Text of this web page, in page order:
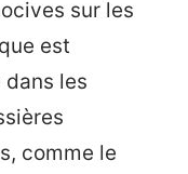
sur les
est
les
comme le